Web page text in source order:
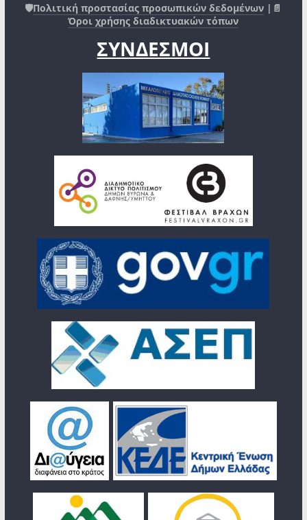
🛡️Πολιτική προστασίας προσωπικών δεδομένων |📄
Όροι χρήσης διαδικτυακών τόπων
ΣΥΝΔΕΣΜΟΙ